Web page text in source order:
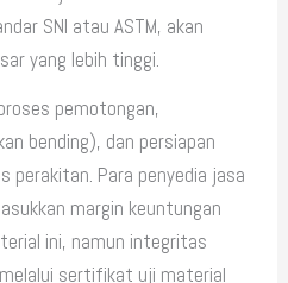
SNI atau ASTM, akan
yang lebih tinggi.
pemotongan,
bending), dan persiapan
perakitan. Para penyedia jasa
margin keuntungan
ini, namun integritas
sertifikat uji material